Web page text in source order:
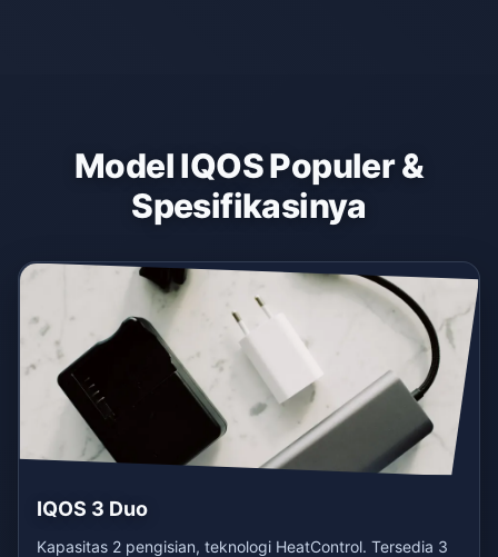
Model IQOS Populer &
Spesifikasinya
IQOS 3 Duo
Kapasitas 2 pengisian, teknologi HeatControl. Tersedia 3